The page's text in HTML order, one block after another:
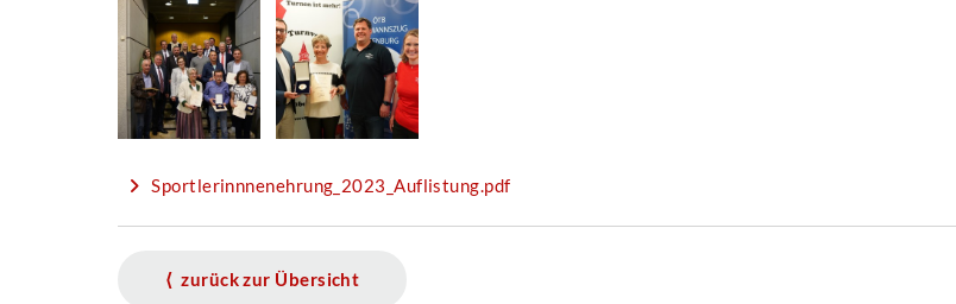
Sportlerinnnenehrung_2023_Auflistung.pdf
⟨ zurück zur Übersicht